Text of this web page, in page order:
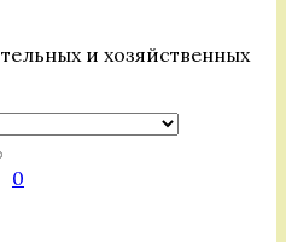
и хозяйственных
0